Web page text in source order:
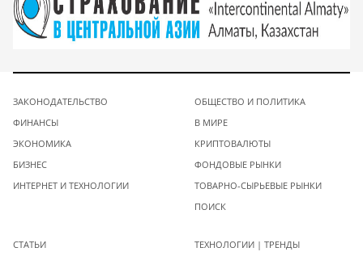
ЗАКОНОДАТЕЛЬСТВО
ФИНАНСЫ
ЭКОНОМИКА
БИЗНЕС
ИНТЕРНЕТ И ТЕХНОЛОГИИ
ОБЩЕСТВО И ПОЛИТИКА
В МИРЕ
КРИПТОВАЛЮТЫ
ФОНДОВЫЕ РЫНКИ
ТОВАРНО-СЫРЬЕВЫЕ РЫНКИ
ПОИСК
СТАТЬИ
ТЕХНОЛОГИИ | ТРЕНДЫ